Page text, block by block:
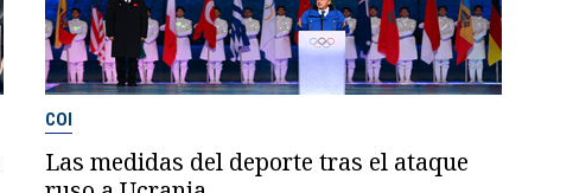
COI
Las medidas del deporte tras el ataque